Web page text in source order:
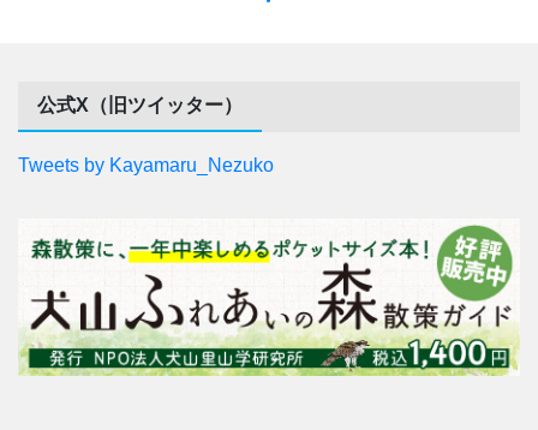
公式X（旧ツイッター）
Tweets by Kayamaru_Nezuko